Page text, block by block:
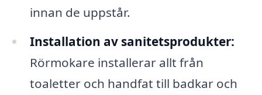
innan de uppstår.
Installation av sanitetsprodukter:
Rörmokare installerar allt från
toaletter och handfat till badkar och